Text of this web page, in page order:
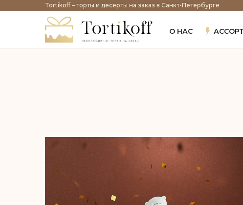
Tortikoff – торты и десерты на заказ в Санкт-Петербурге
О НАС